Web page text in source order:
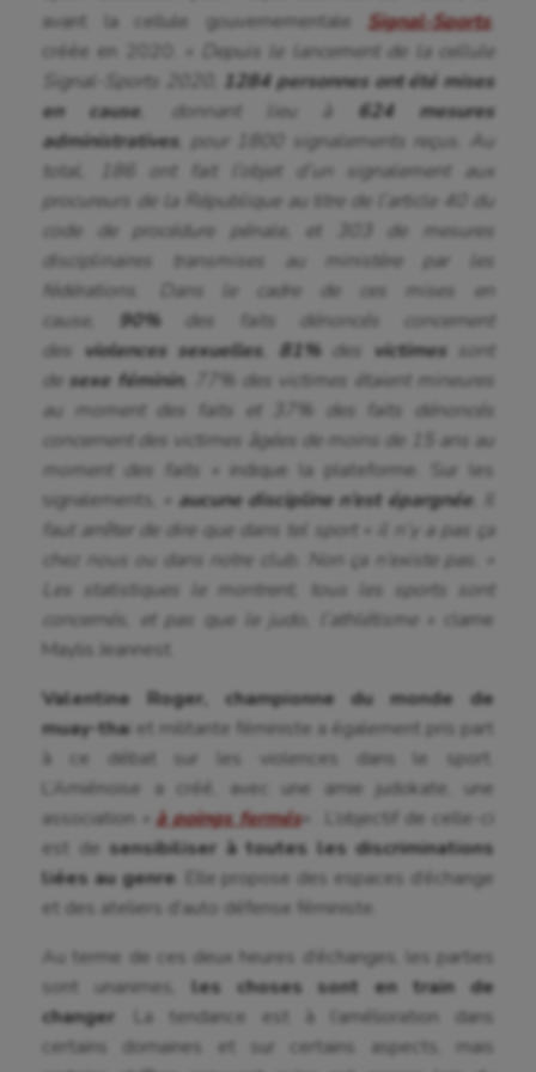
avant la cellule gouvernementale Signal-Sports,
créée en 2020.
« Depuis le lancement de la cellule
Signal-Sports 2020,
1284 personnes ont été mises
en cause, donnant lieu à
624 mesures
administratives, pour 1800 signalements reçus. Au
total, 186 ont fait l’objet d’un signalement aux
procureurs de la République au titre de l’article 40 du
code de procédure pénale, et 303 de mesures
disciplinaires transmises au ministère par les
fédérations. Dans le cadre de ces mises en
cause, 90% des faits dénoncés concernent
des violences sexuelles, 81%des victimessont
de sexe féminin, 77% des victimes étaient mineures
au moment des faits et 37% des faits dénoncés
concernent des victimes âgées de moins de 15
ans au
moment des faits »
indique la plateforme. Sur les
signalements,
aucune discipline n’est épargnée. Il
faut arrêter de dire que dans tel sport « il n’y a pas ça
chez nous ou dans notre club. Non ça n’existe pas. »
Les statistiques le montrent, tous les sports sont
concernés, et pas que le judo, l’athlétisme »
clame
Maylis Jeannest.
Valentine Roger, championne du monde de
muay-thaï et militante féministe a également pris part
à ce débat sur les violences dans le sport.
L’Amiénoise a créé, avec une amie judokate, une
association
«à poings fermés«
. L’objectif de celle-ci
est de sensibiliser à toutes les discriminations
liées au genre . Elle propose des espaces d’échange
et des ateliers d’auto défense féministe.
Au terme de ces deux heures d’échanges, les parties
sont unanimes, les choses sont en train de
changer . La tendance est à l’amélioration dans
certains domaines et sur certains aspects, mais